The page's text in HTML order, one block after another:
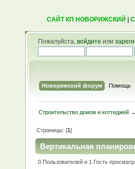
САЙТ КП НОВОРИЖСКИЙ
Пожалуйста, войдите или
Новорижский форум Помощь
Строительство домов и коттеджей →
Страницы: [1]
Вертикальная
0 Пользователей и 1 Гость